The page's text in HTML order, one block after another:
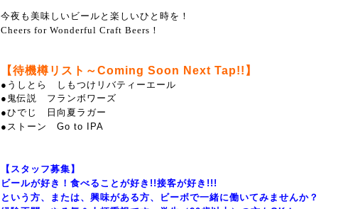
今夜も美味しいビールと楽しいひと時を！
Cheers for Wonderful Craft Beers！
【待機樽リスト～Coming Soon Next Tap!!】
● うしとら しもつけリバティーエール
●鬼伝説 フランボワーズ
●ひでじ 日向夏ラガー
●ストーン Go to IPA
【スタッフ募集】
ビールが好き！食べることが好き!!接客が好き!!!
という方、または、興味がある方、ビーボで一緒に働いてみませんか？